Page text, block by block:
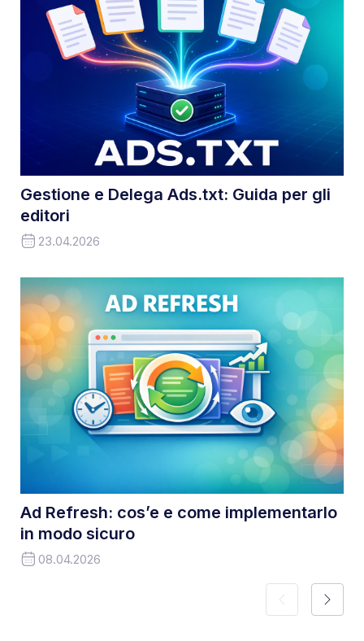
Gestione e Delega Ads.txt: Guida per gli
editori
23.04.2026
Ad Refresh: cos’e e come implementarlo
in modo sicuro
08.04.2026